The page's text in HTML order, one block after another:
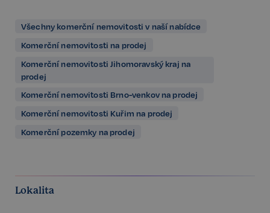
Všechny komerční nemovitosti v naší nabídce
Komerční nemovitosti na prodej
Komerční nemovitosti Jihomoravský kraj na
prodej
Komerční nemovitosti Brno-venkov na prodej
Komerční nemovitosti Kuřim na prodej
Komerční pozemky na prodej
Lokalita